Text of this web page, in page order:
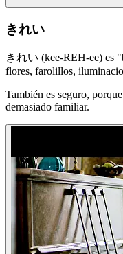
きれい
きれい (kee-REH-ee) es
flores, farolillos,
También es seguro,
demasiado familiar.